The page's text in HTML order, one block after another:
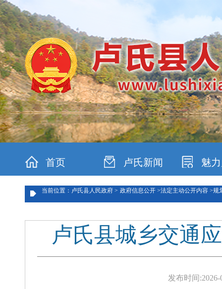
首页 卢氏新闻 魅
当前位置：卢氏县人民政府 > 政府信息公开 >法定主动公开内容 >规
卢氏县城乡交通
发布时间:2026-